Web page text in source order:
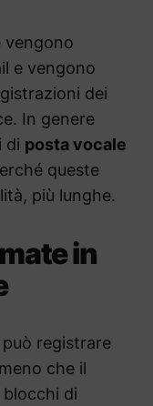
vengono
e vengono
dei
In genere
di posta vocale
queste
più lunghe.
in
registrare
che il
di